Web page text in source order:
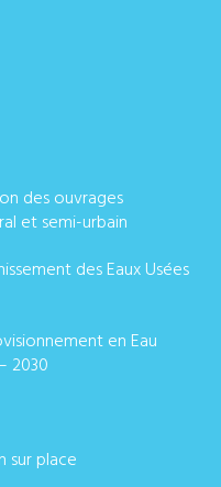
des ouvrages
et semi-urbain
des Eaux Usées
en Eau
2030
sur place